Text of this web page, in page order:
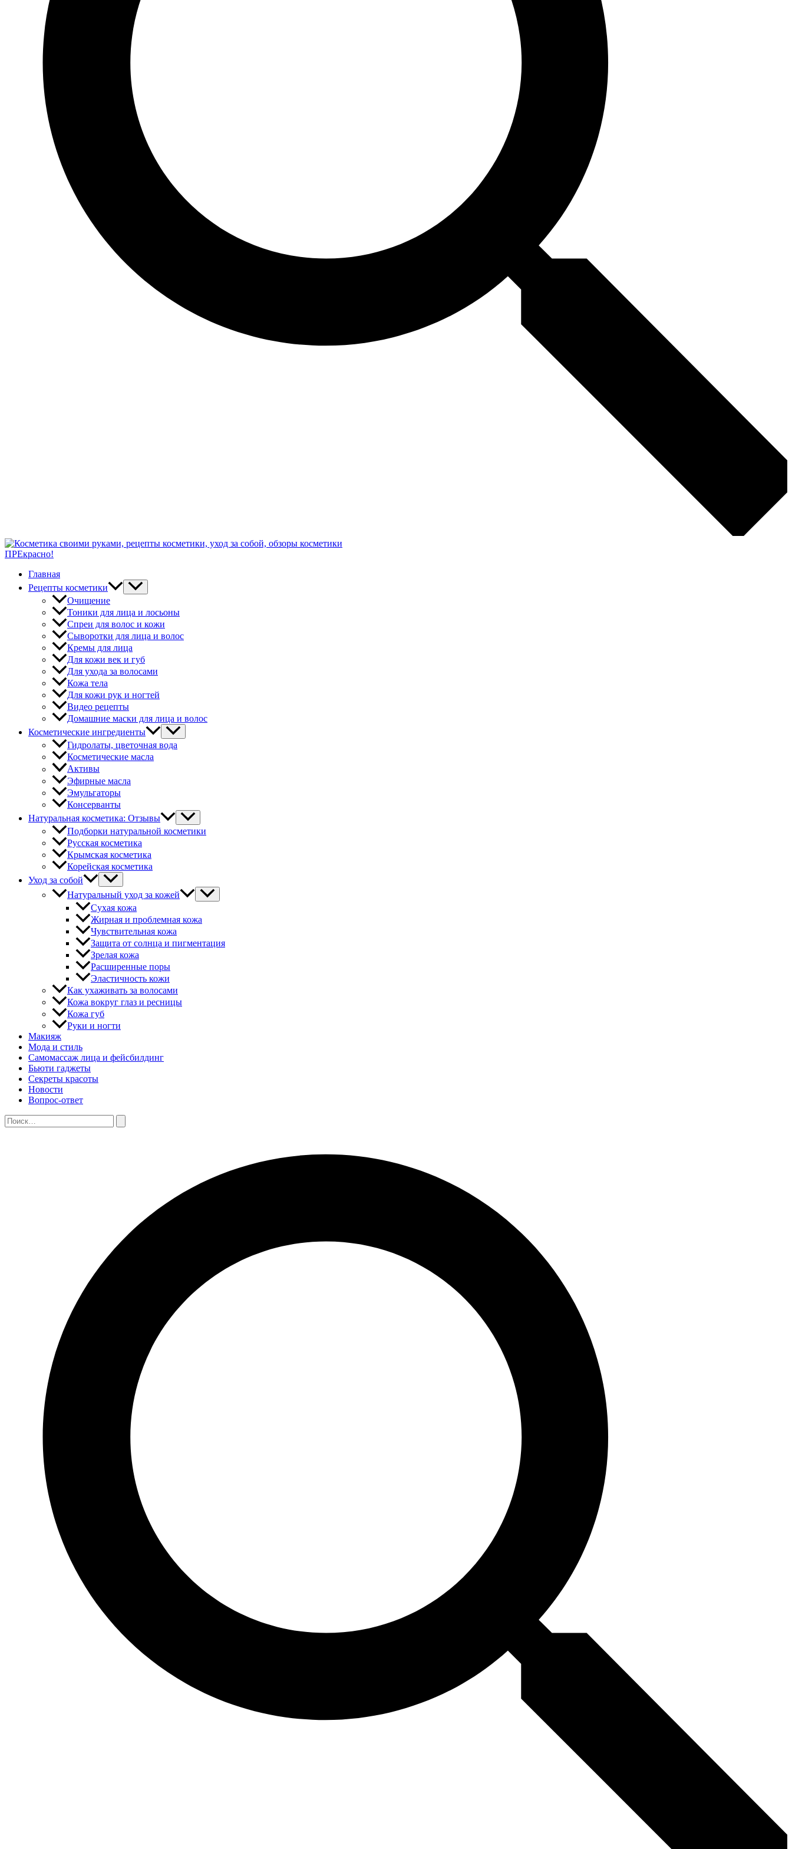
ПРЕкрасно!
Главная
Рецепты косметики
Очищение
Тоники для лица и лосьоны
Спреи для волос и кожи
Сыворотки для лица и волос
Кремы для лица
Для кожи век и губ
Для ухода за волосами
Кожа тела
Для кожи рук и ногтей
Видео рецепты
Домашние маски для лица и волос
Косметические ингредиенты
Гидролаты, цветочная вода
Косметические масла
Активы
Эфирные масла
Эмульгаторы
Консерванты
Натуральная косметика: Отзывы
Подборки натуральной косметики
Русская косметика
Крымская косметика
Корейская косметика
Уход за собой
Натуральный уход за кожей
Сухая кожа
Жирная и проблемная кожа
Чувствительная кожа
Защита от солнца и пигментация
Зрелая кожа
Расширенные поры
Эластичность кожи
Как ухаживать за волосами
Кожа вокруг глаз и ресницы
Кожа губ
Руки и ногти
Макияж
Мода и стиль
Самомассаж лица и фейсбилдинг
Бьюти гаджеты
Секреты красоты
Новости
Вопрос-ответ
Поиск: